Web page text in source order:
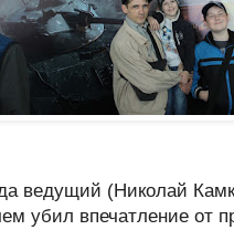
ведущий (Николай
убил впечатление от